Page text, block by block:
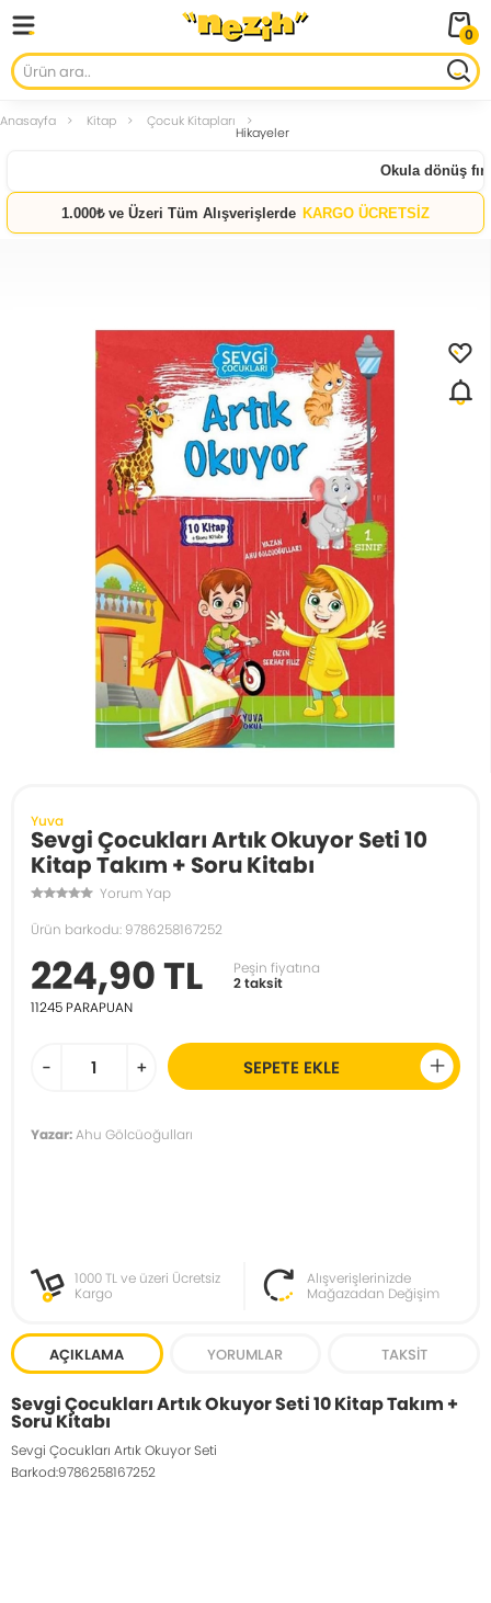
0
Anasayfa Kitap Çocuk Kitapları
Hikayeler
Okula dönüş
1.000₺ ve Üzeri Tüm Alışverişlerde KARGO ÜCRETSİZ
Yuva
Sevgi Çocukları Artık Okuyor Seti 10
Kitap Takım + Soru Kitabı
Yorum Yap
Ürün barkodu: 9786258167252
224,90 TL
Peşin fiyatına
2 taksit
11245 PARAPUAN
- + SEPETE EKLE
Yazar:Ahu Gölcüoğulları
1000 TL ve üzeri Ücretsiz
Kargo
Alışverişlerinizde
Mağazadan Değişim
AÇIKLAMA YORUMLAR TAKSIT
Sevgi Çocukları Artık Okuyor Seti 10 Kitap Takım +
Soru Kitabı
Sevgi Çocukları Artık Okuyor Seti
Barkod:9786258167252